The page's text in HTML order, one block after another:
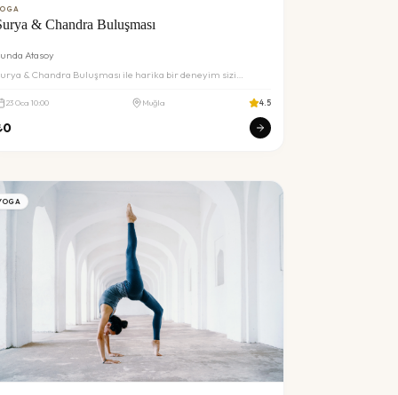
& Chandra Buluşması
Atasoy
& Chandra Buluşması ile harika bir deneyim sizi
23 Oca 10:00 Muğla 4.5
0